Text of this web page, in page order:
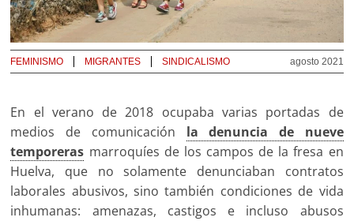
agosto 2021
FEMINISMO MIGRANTES SINDICALISMO
En el verano de 2018 ocupaba varias portadas de
medios de comunicación la denuncia de nueve
temporeras marroquíes de los campos de la fresa en
Huelva, que no solamente denunciaban contratos
laborales abusivos, sino también condiciones de vida
inhumanas: amenazas, castigos e incluso abusos